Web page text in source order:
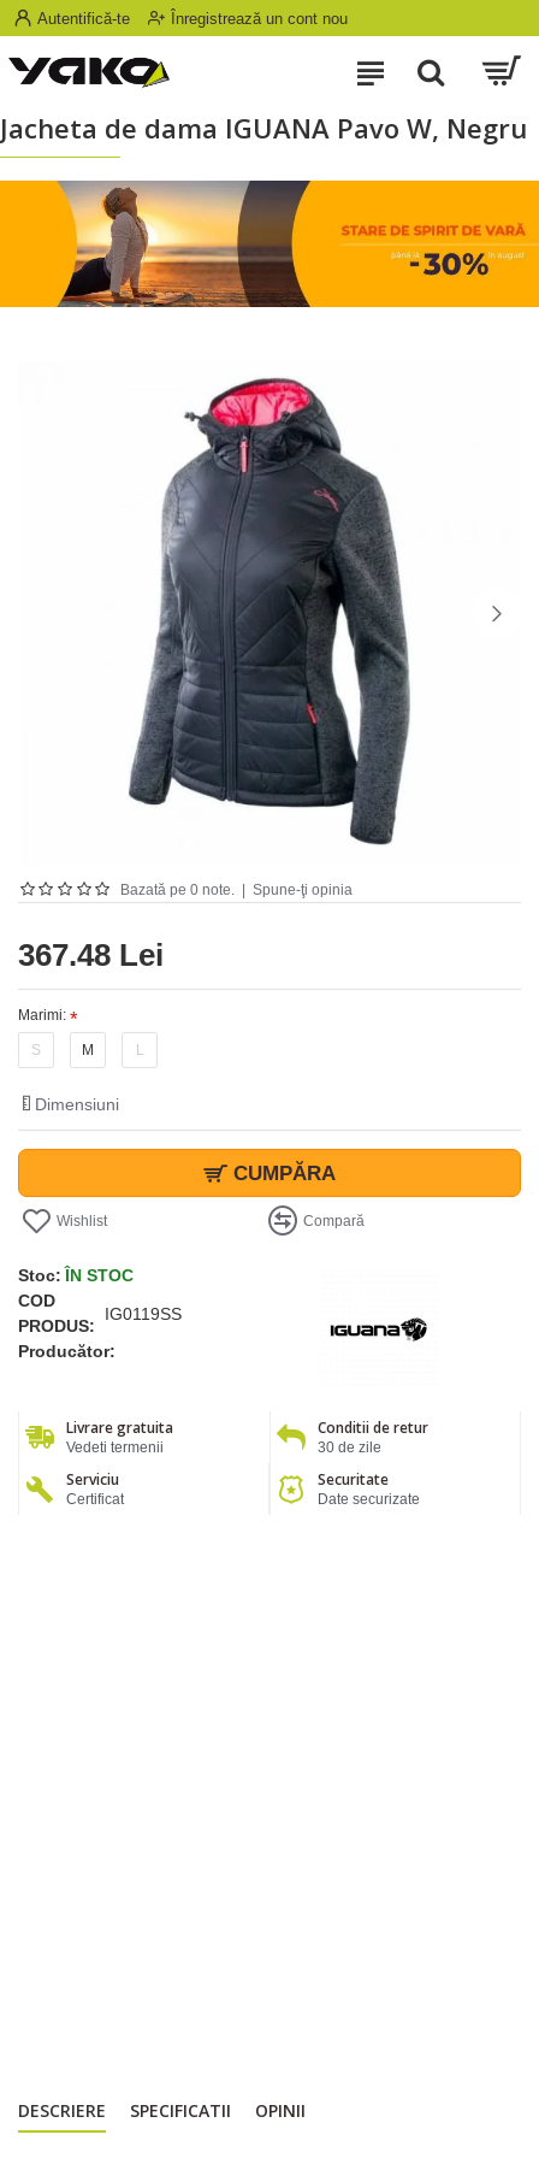
Autentifică-te Înregistrează un cont nou
Jacheta de dama IGUANA Pavo W, Negru
Bazată pe 0 note. Spune-ţi opinia
367.48 Lei
Marimi:
S M L
Dimensiuni
CUMPĂRA
Wishlist Compară
Stoc: ÎN STOC
COD
PRODUS:
IG0119SS
Producător:
Livrare gratuita
Vedeti termenii
Conditii de retur
30 de zile
Serviciu
Certificat
Securitate
Date securizate
DESCRIERE SPECIFICATII OPINII